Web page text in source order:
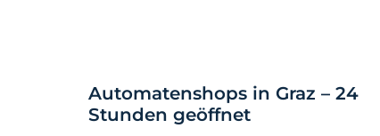
Automatenshops in Graz – 24
Stunden geöffnet